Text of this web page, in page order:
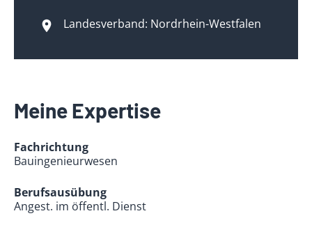
Landesverband: Nordrhein-Westfalen
Meine Expertise
Fachrichtung
Bauingenieurwesen
Berufsausübung
Angest. im öffentl. Dienst